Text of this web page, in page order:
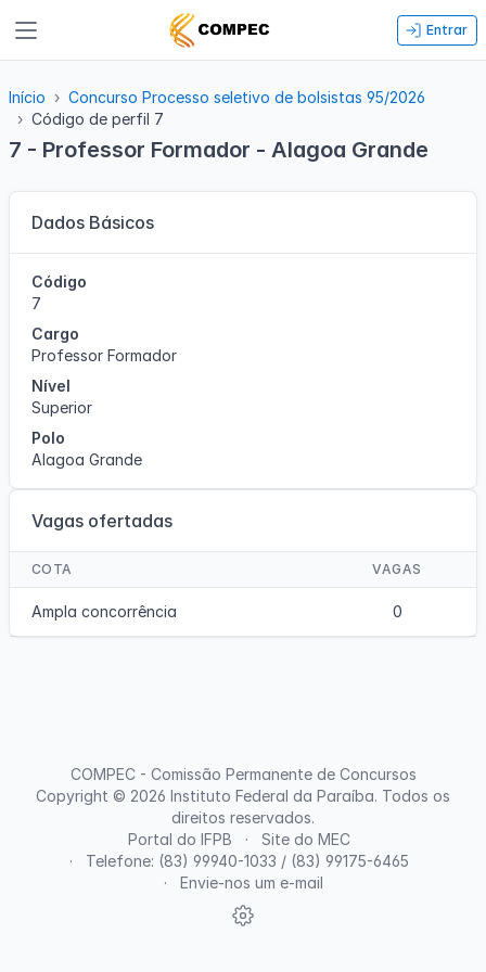
Entrar
Início
Concurso Processo seletivo de bolsistas 95/2026
Código de perfil 7
7 - Professor Formador - Alagoa Grande
Dados Básicos
Código
7
Cargo
Professor Formador
Nível
Superior
Polo
Alagoa Grande
Vagas ofertadas
COTA VAGAS
Ampla concorrência 0
Portal do IFPB
Site do MEC
Telefone: (83) 99940-1033 / (83) 99175-6465
Envie-nos um e-mail
COMPEC - Comissão Permanente de Concursos
Copyright © 2026 Instituto Federal da Paraíba. Todos os
direitos reservados.